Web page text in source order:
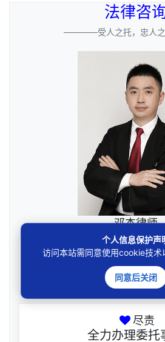
法律咨
————受人之托，忠
邓杰律师
专业
专注执业领域
尽责
全力办理委托
个人信息保护声
访问本站需同意使用cookie技术
同意后关闭